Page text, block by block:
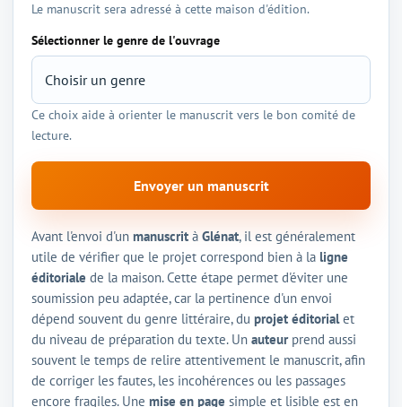
Le manuscrit sera adressé à cette maison d'édition.
Sélectionner le genre de l'ouvrage
Ce choix aide à orienter le manuscrit vers le bon comité de
lecture.
Envoyer un manuscrit
Avant l'envoi d'un manuscrit à Glénat, il est généralement
utile de vérifier que le projet correspond bien à la ligne
éditoriale de la maison. Cette étape permet d'éviter une
soumission peu adaptée, car la pertinence d'un envoi
dépend souvent du genre littéraire, du projet éditorialet
du niveau de préparation du texte. Un auteurprend aussi
souvent le temps de relire attentivement le manuscrit, afin
de corriger les fautes, les incohérences ou les passages
encore fragiles. Une mise en page simple et lisible est en